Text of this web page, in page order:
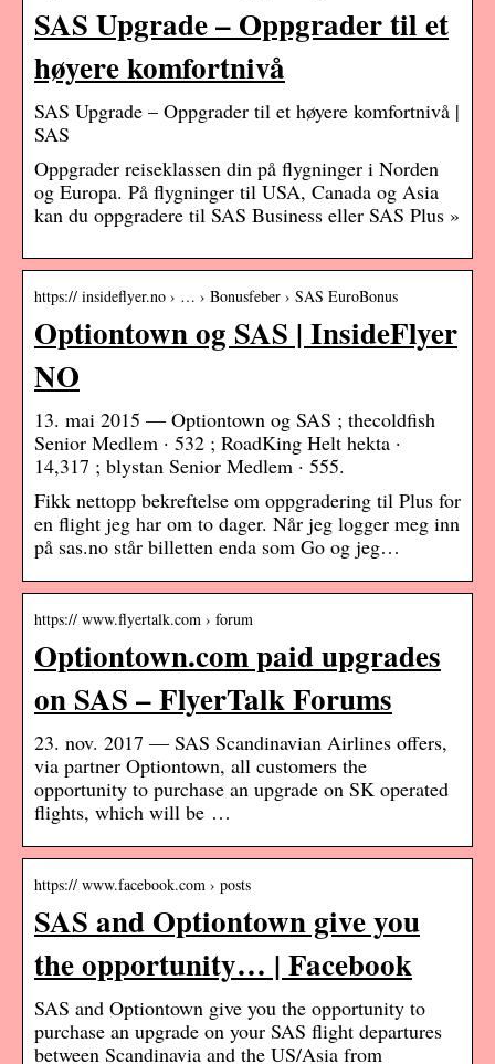
SAS Upgrade – Oppgrader til et
høyere komfortnivå
SAS Upgrade – Oppgrader til et høyere komfortnivå |
SAS
Oppgrader reiseklassen din på flygninger i Norden
og Europa. På flygninger til USA, Canada og Asia
kan du oppgradere til SAS Business eller SAS Plus »
https:// insideflyer.no › … › Bonusfeber › SAS EuroBonus
Optiontown og SAS | InsideFlyer
NO
13. mai 2015 — Optiontown og SAS ; thecoldfish
Senior Medlem · 532 ; RoadKing Helt hekta ·
14,317 ; blystan Senior Medlem · 555.
Fikk nettopp bekreftelse om oppgradering til Plus for
en flight jeg har om to dager. Når jeg logger meg inn
på sas.no står billetten enda som Go og jeg…
https:// www.flyertalk.com › forum
Optiontown.com paid upgrades
on SAS – FlyerTalk Forums
23. nov. 2017 — SAS Scandinavian Airlines offers,
via partner Optiontown, all customers the
opportunity to purchase an upgrade on SK operated
flights, which will be …
https:// www.facebook.com › posts
SAS and Optiontown give you
the opportunity… | Facebook
SAS and Optiontown give you the opportunity to
purchase an upgrade on your SAS flight departures
between Scandinavia and the US/Asia from